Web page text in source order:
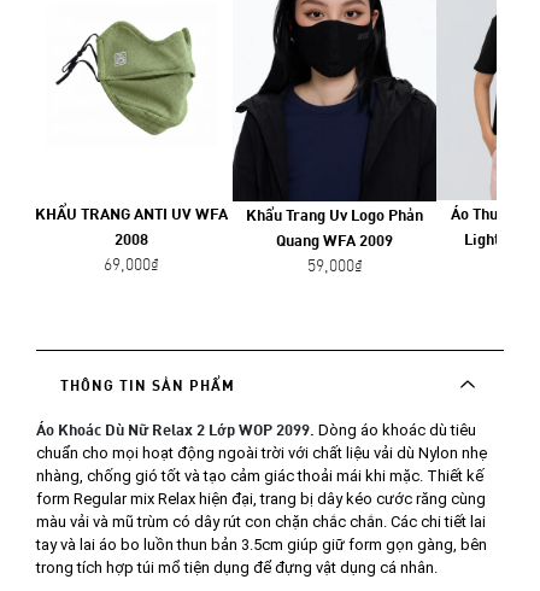
KHẨU TRANG ANTI UV WFA
2008
69,000₫
Khẩu Trang Uv Logo Phản
Quang WFA 2009
59,000₫
Áo Thun Nữ
Light
THÔNG TIN SẢN PHẨM
Áo Khoác Dù Nữ Relax 2 Lớp WOP 2099. Dòng áo khoác dù tiêu
chuẩn cho mọi hoạt động ngoài trời với chất liệu vải dù Nylon nhẹ
nhàng, chống gió tốt và tạo cảm giác thoải mái khi mặc. Thiết kế
form Regular mix Relax hiện đại, trang bị dây kéo cước răng cùng
màu vải và mũ trùm có dây rút con chặn chắc chắn. Các chi tiết lai
tay và lai áo bo luồn thun bản 3.5cm giúp giữ form gọn gàng, bên
trong tích hợp túi mổ tiện dụng để đựng vật dụng cá nhân.